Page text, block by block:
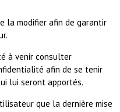
la modifier afin de garantir
à venir consulter
afin de se tenir
lui seront apportés.
que la dernière mise